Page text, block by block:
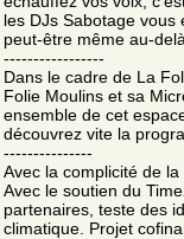
les DJs Sabotage
peut-être même au-
-----------------
Dans le cadre de La
Folie Moulins et sa
ensemble de cet
découvrez vite la
---------------
Avec la complicité de
Avec le soutien du
partenaires, teste des
climatique. Projet